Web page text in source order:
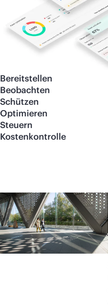
Bereitstellen
Beobachten
Schützen
Optimieren
Steuern
Kostenkontrolle